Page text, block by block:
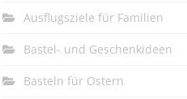
Ausflugsziele für Familien
Bastel- und Geschenkideen
Basteln für Ostern